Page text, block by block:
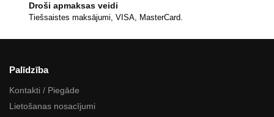
Droši apmaksas veidi
Tiešsaistes maksājumi, VISA, MasterCard.
Palīdzība
Kontakti / Piegāde
Lietošanas nosacījumi